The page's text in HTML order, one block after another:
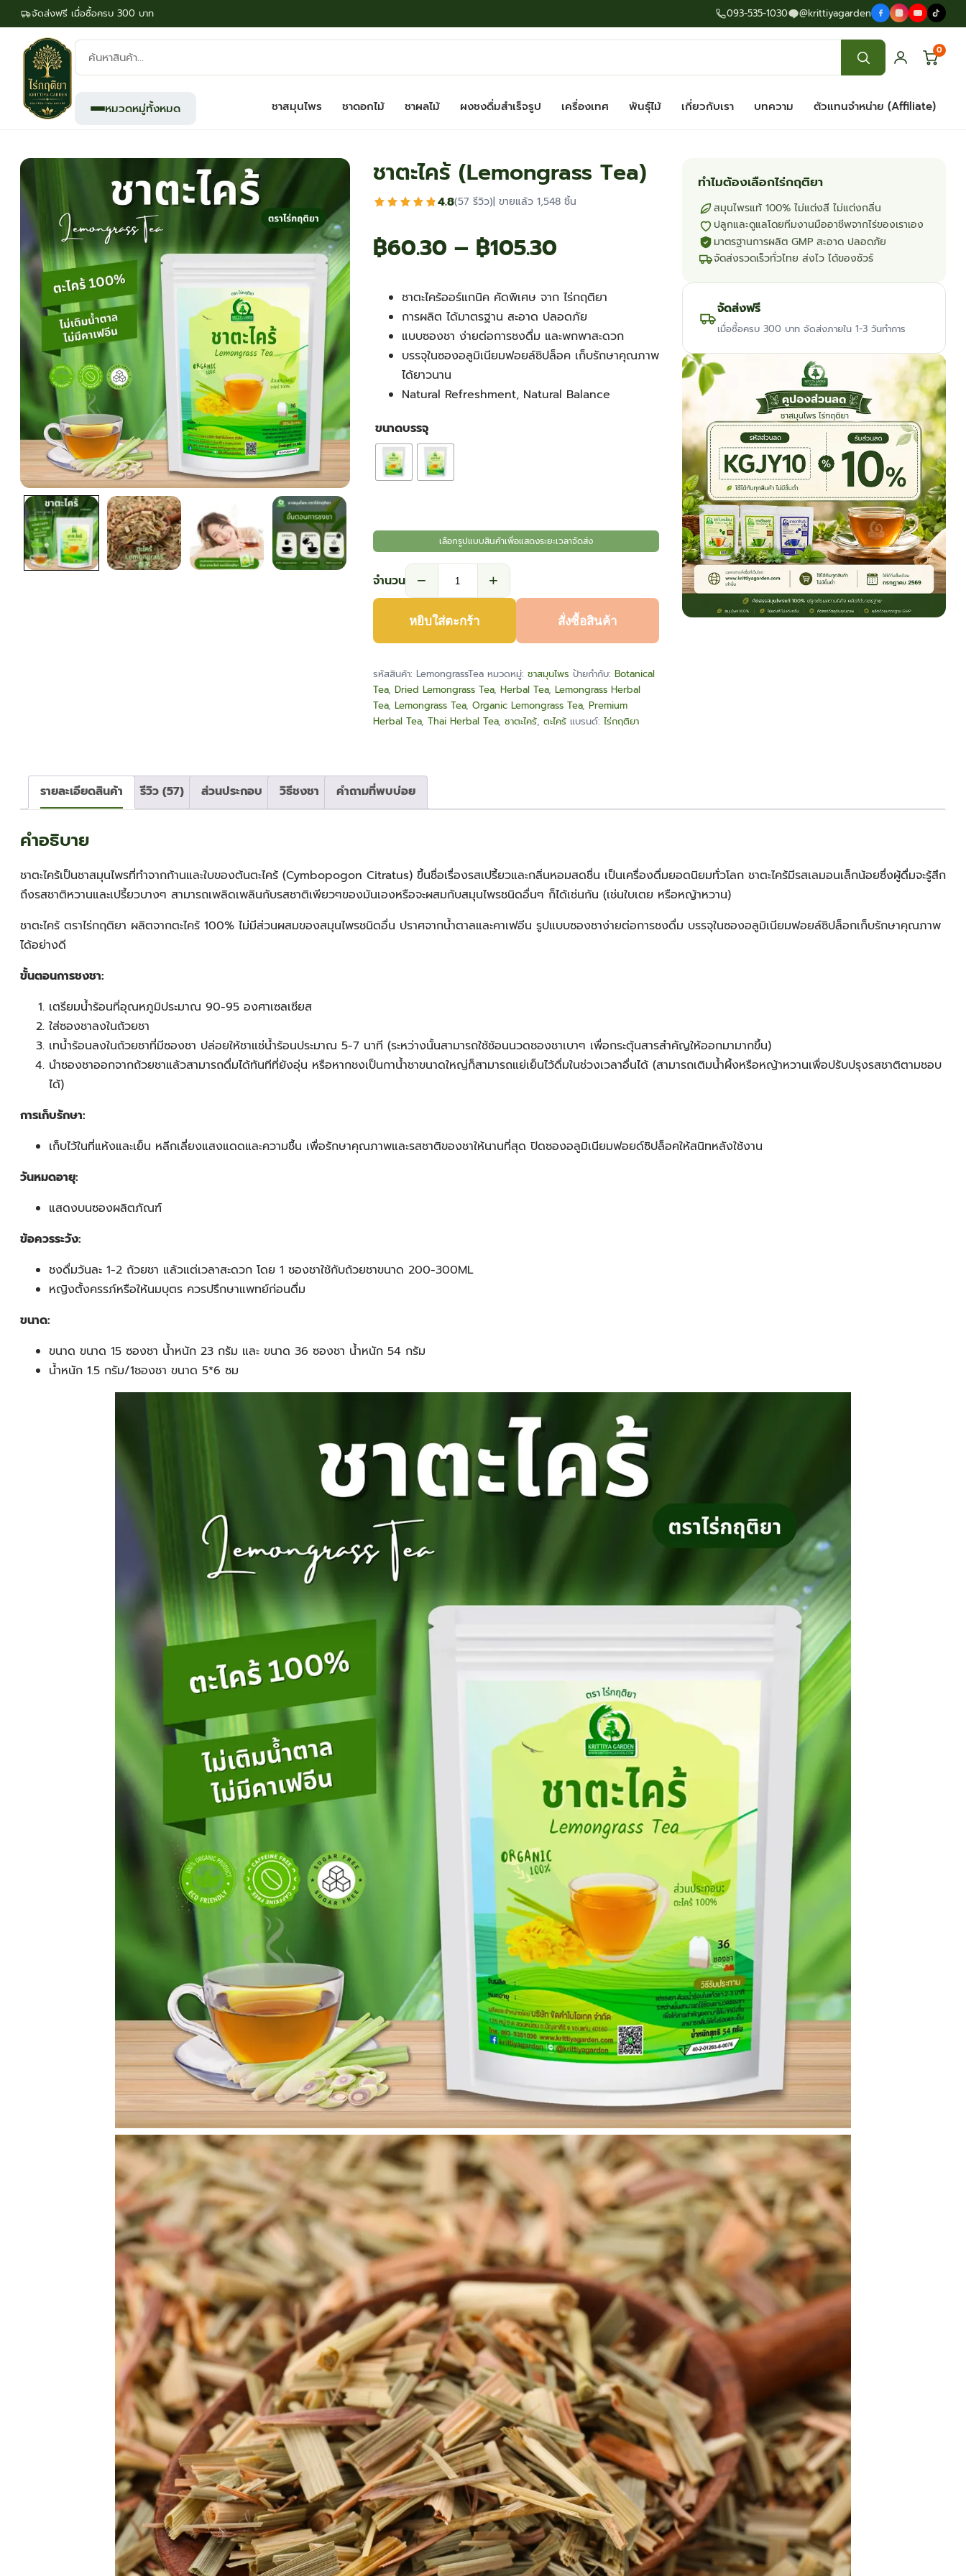
จัดส่งฟรี เมื่อซื้อครบ 300 บาท 093-535-1030 @krittiyagarden
ค้นหา
สินค้า:
0
หมวดหมู่ทั้งหมด ชาสมุนไพร ชาดอกไม้ ชาผลไม้ ผงชงดื่มสำเร็จรูป เครื่องเทศ พันธุ์ไม้ เกี่ยวกับเรา บทความ ตัวแทนจำหน่าย (Affiliate)
ชาตะไคร้ (Lemongrass Tea)
4.8(57 รีวิว)| ขายแล้ว 1,548 ชิ้น
฿60.30 – ฿105.30Price
range:
฿60.30
through
฿105.30
ชาตะไคร้ออร์แกนิค คัดพิเศษ จาก ไร่กฤติยา
การผลิต ได้มาตรฐาน สะอาด ปลอดภัย
แบบซองชา ง่ายต่อการชงดื่ม และพกพาสะดวก
บรรจุในซองอลูมิเนียมฟอยล์ซิปล็อค เก็บรักษาคุณภาพ
ได้ยาวนาน
Natural Refreshment, Natural Balance
ขนาดบรรจุ
เลือกรูปแบบสินค้าเพื่อแสดงระยะเวลาจัดส่ง
จำนวน
ชาตะ
(Lemongrass
Tea)
ชิ้น
จำนวน − +
หยิบใส่ตะกร้า สั่งซื้อสินค้า
รหัสสินค้า: LemongrassTea หมวดหมู่: ชาสมุนไพร ป้ายกำกับ: Botanical
Tea, Dried Lemongrass Tea, Herbal Tea, Lemongrass Herbal
Tea, Lemongrass Tea, Organic Lemongrass Tea, Premium
Herbal Tea, Thai Herbal Tea, ชาตะไคร้, ตะไคร้ แบรนด์: ไร่กฤติยา
ทำไมต้องเลือกไร่กฤติยา
สมุนไพรแท้ 100% ไม่แต่งสี ไม่แต่งกลิ่น
ปลูกและดูแลโดยทีมงานมืออาชีพจากไร่ของเราเอง
มาตรฐานการผลิต GMP สะอาด ปลอดภัย
จัดส่งรวดเร็วทั่วไทย ส่งไว ได้ของชัวร์
จัดส่งฟรี
เมื่อซื้อครบ 300 บาท จัดส่งภายใน 1-3 วันทำการ
รายละเอียดสินค้า รีวิว (57) ส่วนประกอบ วิธีชงชา คำถามที่พบบ่อย
คำอธิบาย
ชาตะไคร้เป็นชาสมุนไพรที่ทำจากก้านและใบของต้นตะไคร้ (Cymbopogon Citratus) ขึ้นชื่อเรื่องรสเปรี้ยวและกลิ่นหอมสดชื่น เป็นเครื่องดื่มยอดนิยมทั่วโลก ชาตะไคร้มีรสเลมอนเล็กน้อยซึ่งผู้ดื่มจะรู้สึก
ถึงรสชาติหวานและเปรี้ยวบางๆ สามารถเพลิดเพลินกับรสชาติเพียวๆของมันเองหรือจะผสมกับสมุนไพรชนิดอื่นๆ ก็ได้เช่นกัน (เช่นใบเตย หรือหญ้าหวาน)
ชาตะไคร้ ตราไร่กฤติยา ผลิตจากตะไคร้ 100% ไม่มีส่วนผสมของสมุนไพรชนิดอื่น ปราศจากน้ำตาลและคาเฟอีน รูปแบบซองชาง่ายต่อการชงดื่ม บรรจุในซองอลูมิเนียมฟอยล์ซิปล็อกเก็บรักษาคุณภาพ
ได้อย่างดี
ขั้นตอนการชงชา:
เตรียมน้ำร้อนที่อุณหภูมิประมาณ 90-95 องศาเซลเซียส
ใส่ซองชาลงในถ้วยชา
เทน้ำร้อนลงในถ้วยชาที่มีซองชา ปล่อยให้ชาแช่น้ำร้อนประมาณ 5-7 นาที (ระหว่างนั้นสามารถใช้ช้อนนวดซองชาเบาๆ เพื่อกระตุ้นสารสำคัญให้ออกมามากขึ้น)
นำซองชาออกจากถ้วยชาแล้วสามารถดื่มได้ทันทีที่ยังอุ่น หรือหากชงเป็นกาน้ำชาขนาดใหญ่ก็สามารถแย่เย็นไว้ดื่มในช่วงเวลาอื่นได้ (สามารถเติมน้ำผึ้งหรือหญ้าหวานเพื่อปรับปรุงรสชาติตามชอบ
ได้)
การเก็บรักษา:
เก็บไว้ในที่แห้งและเย็น หลีกเลี่ยงแสงแดดและความชื้น เพื่อรักษาคุณภาพและรสชาติของชาให้นานที่สุด ปิดซองอลูมิเนียมฟอยด์ซิปล็อคให้สนิทหลังใช้งาน
วันหมดอายุ:
แสดงบนซองผลิตภัณฑ์
ข้อควรระวัง:
ชงดื่มวันละ 1-2 ถ้วยชา แล้วแต่เวลาสะดวก โดย 1 ซองชาใช้กับถ้วยชาขนาด 200-300ML
หญิงตั้งครรภ์หรือให้นมบุตร ควรปรึกษาแพทย์ก่อนดื่ม
ขนาด:
ขนาด ขนาด 15 ซองชา น้ำหนัก 23 กรัม และ ขนาด 36 ซองชา น้ำหนัก 54 กรัม
น้ำหนัก 1.5 กรัม/1ซองชา ขนาด 5*6 ซม